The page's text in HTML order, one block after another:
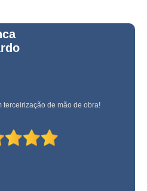
terceirização de mão de obra!